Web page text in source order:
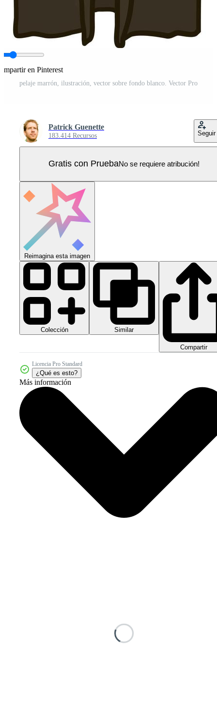
en Pinterest
pelaje marrón, ilustración, vector sobre fondo blanco. Vector Pro
Patrick Guenette
183.414 Recursos Seguir
Gratis con PruebaNo se requiere atribución!
Reimagina esta imagen
Colección Similar
Compartir
Licencia Pro Standard
¿Qué es esto?
Más información